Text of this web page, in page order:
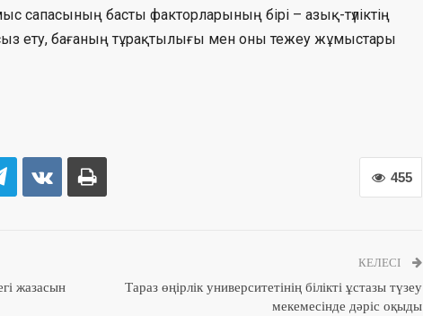
сапасының басты факторларының бірі – азық-түліктің
ету, бағаның тұрақтылығы мен оны тежеу жұмыстары
455
жазасын
КЕЛЕСІ
Тараз өңірлік университетінің білікті ұстазы түзеу
мекемесінде дәріс оқыды